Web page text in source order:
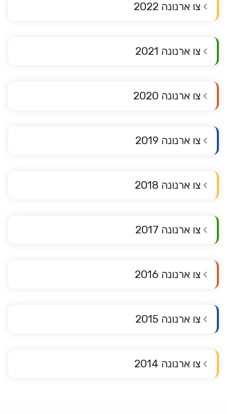
צו ארנונה 2022
צו ארנונה 2021
צו ארנונה 2020
צו ארנונה 2019
צו ארנונה 2018
צו ארנונה 2017
צו ארנונה 2016
צו ארנונה 2015
צו ארנונה 2014